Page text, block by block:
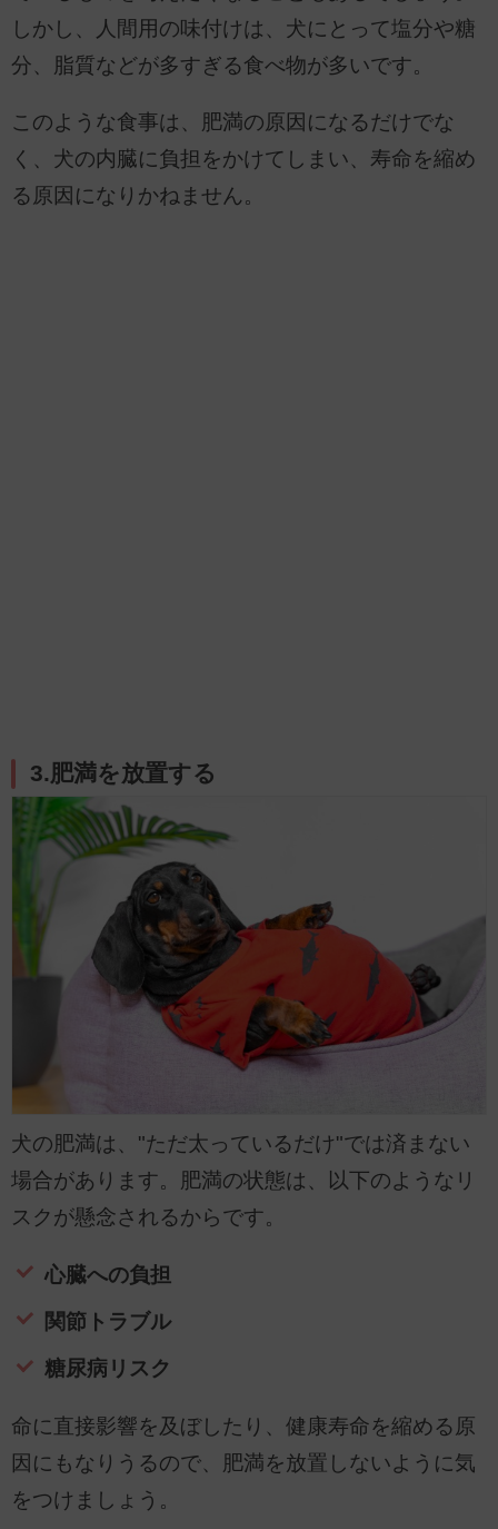
しかし、人間用の味付けは、犬にとって塩分や糖
分、脂質などが多すぎる食べ物が多いです。
このような食事は、肥満の原因になるだけでな
く、犬の内臓に負担をかけてしまい、寿命を縮め
る原因になりかねません。
3.肥満を放置する
犬の肥満は、"ただ太っているだけ"では済まない
場合があります。肥満の状態は、以下のようなリ
スクが懸念されるからです。
心臓への負担
関節トラブル
糖尿病リスク
命に直接影響を及ぼしたり、健康寿命を縮める原
因にもなりうるので、肥満を放置しないように気
をつけましょう。